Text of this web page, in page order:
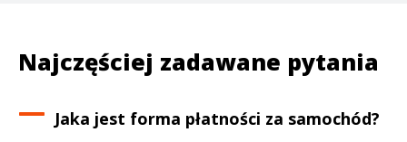
Najczęściej zadawane pytania
Jaka jest forma płatności za samochód?